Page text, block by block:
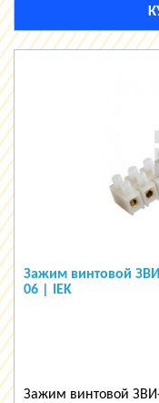
Зажим винтовой
06 | IEK
Зажим винтовой